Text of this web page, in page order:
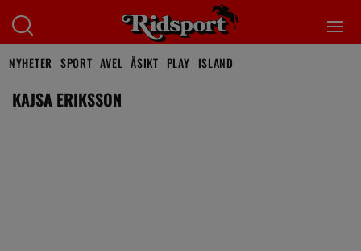
NYHETER SPORT AVEL ÅSIKT PLAY ISLAND
KAJSA ERIKSSON